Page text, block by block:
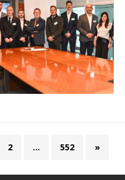
2 … 552 »